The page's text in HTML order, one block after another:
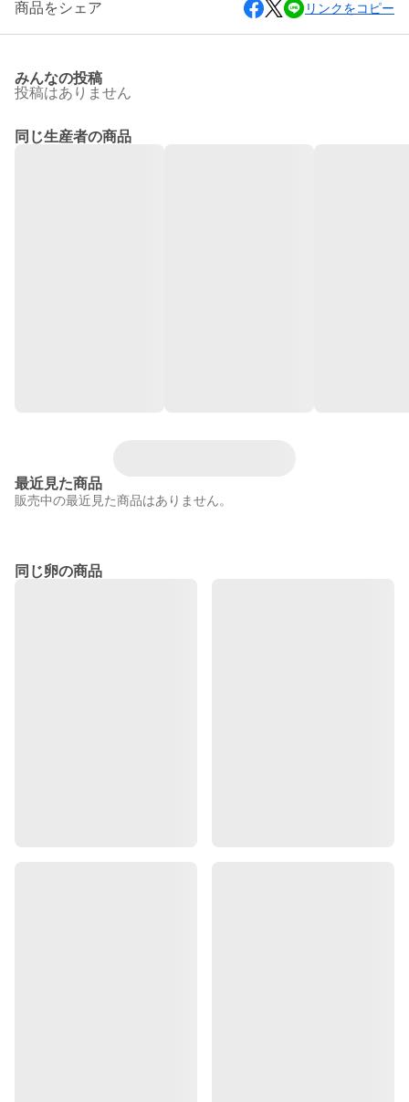
商品をシェア リンクをコピー
みんなの投稿
投稿はありません
同じ生産者の商品
最近見た商品
販売中の最近見た商品はありません。
同じ卵の商品